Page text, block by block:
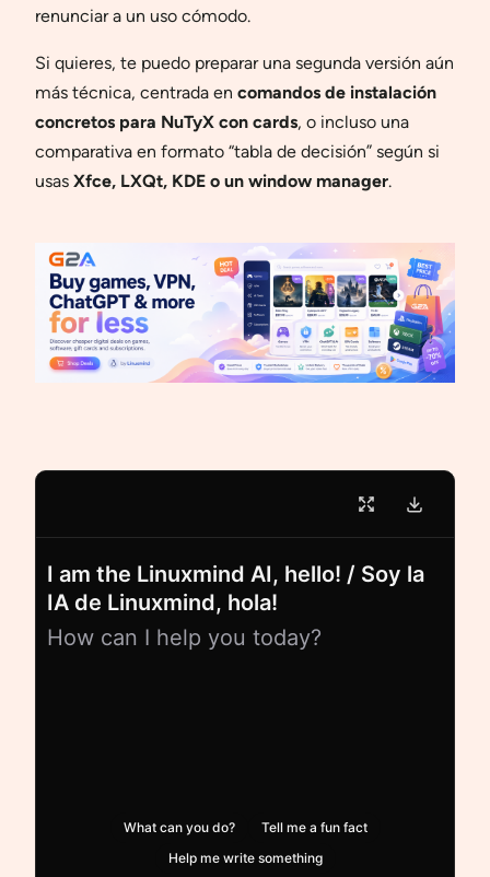
renunciar a un uso cómodo.
Si quieres, te puedo preparar una segunda versión aún
más técnica, centrada en comandos de instalación
concretos para NuTyX con cards, o incluso una
comparativa en formato “tabla de decisión” según si
usas Xfce, LXQt, KDE o un window manager.
I am the Linuxmind AI, hello! / Soy la
IA de Linuxmind, hola!
How can I help you today?
What can you do?
Tell me a fun fact
Help me write something